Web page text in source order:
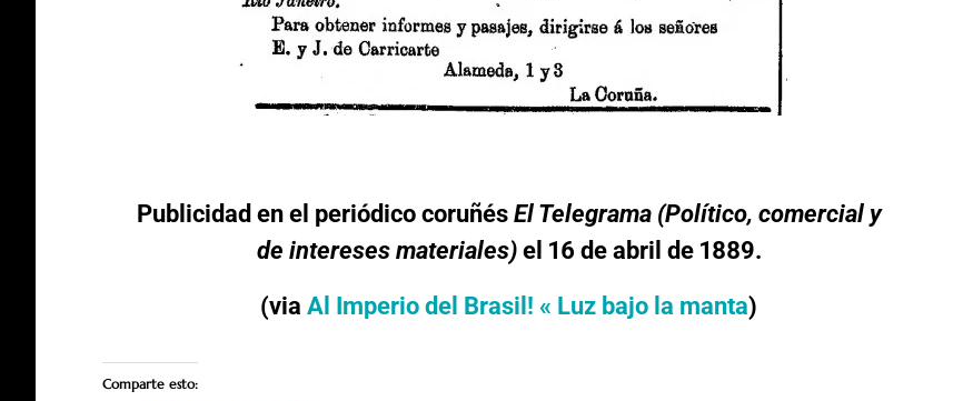
Publicidad en el periódico coruñésEl Telegrama (Político, comercial y
de intereses materiales)el 16 de abril de 1889.
(viaAl Imperio del Brasil! « Luz bajo la manta)
Comparte esto: